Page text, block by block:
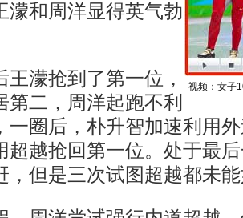
视频：女子
濛和周洋显得英气勃
濛抢到了第一位，
第二，周洋起跑不利
一圈后，朴升智加速利用
超越抢回第一位。处于最
，但是三次试图超越都未